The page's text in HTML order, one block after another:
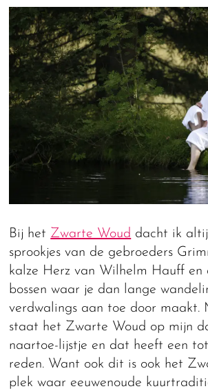
Bij het Zwarte Woud dacht ik
sprookjes van de gebroeders
kalze Herz van Wilhelm Hauff en
bossen waar je dan lange
verdwalings aan toe door maakt.
staat het Zwarte Woud op mijn
naartoe-lijstje en dat heeft een
reden. Want ook dit is ook het
plek waar eeuwenoude